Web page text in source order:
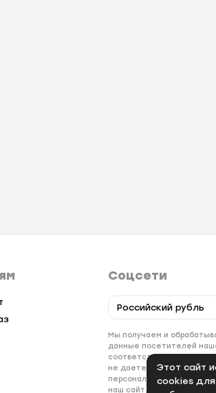
Этот сайт
cookies
Соцсети
Мы получаем и
данные посетителей
соответствии с
не даете согласия на
персональных данных,
наш сайт.